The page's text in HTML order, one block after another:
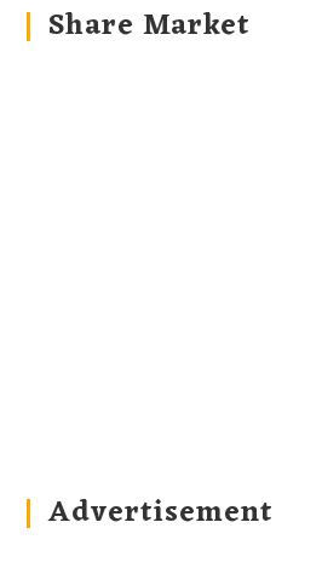
Share Market
Advertisement